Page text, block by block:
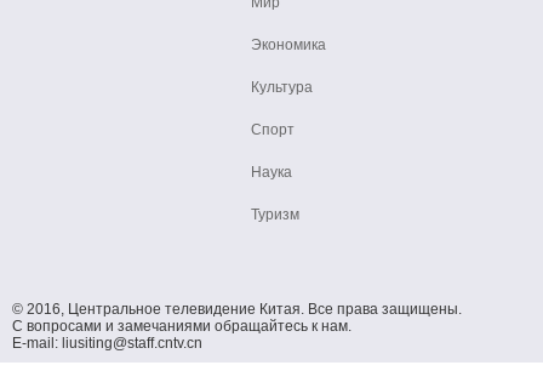
Экономика
Культура
Спорт
Наука
Туризм
© 2016, Центральное телевидение Китая. Все права защищены.
С вопросами и замечаниями обращайтесь к нам.
E-mail: liusiting@staff.cntv.cn